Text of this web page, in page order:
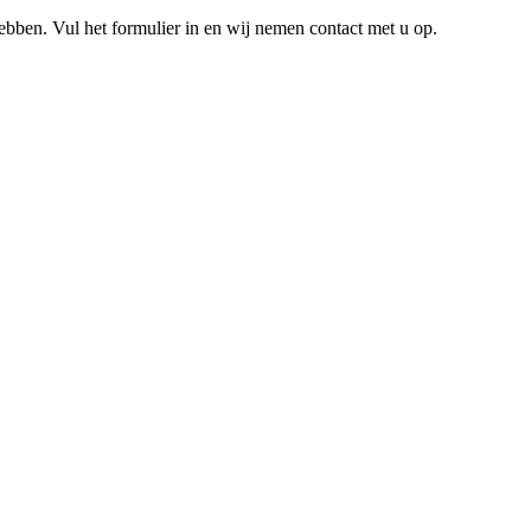
Vul het formulier in en wij nemen contact met u op.